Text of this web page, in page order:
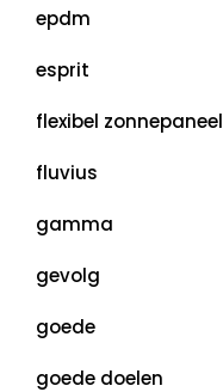
epdm
esprit
flexibel zonnepaneel
fluvius
gamma
gevolg
goede
goede doelen